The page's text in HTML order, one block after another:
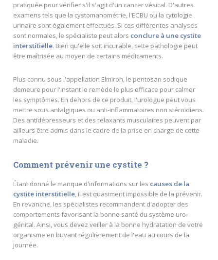
pratiquée pour vérifier s'il s'agit d'un cancer vésical. D'autres
examens tels que la cystomanométrie, l'ECBU ou la cytologie
urinaire sont également effectués. Si ces différentes analyses
sont normales, le spécialiste peut alors conclure à une cystite
interstitielle. Bien qu'elle soit incurable, cette pathologie peut
être maîtrisée au moyen de certains médicaments.
Plus connu sous l'appellation Elmiron, le pentosan sodique
demeure pour l'instant le remède le plus efficace pour calmer
les symptômes. En dehors de ce produit, l'urologue peut vous
mettre sous antalgiques ou anti-inflammatoires non stéroïdiens.
Des antidépresseurs et des relaxants musculaires peuvent par
ailleurs être admis dans le cadre de la prise en charge de cette
maladie.
Comment prévenir une cystite ?
Étant donné le manque d'informations sur les causes de la
cystite interstitielle, il est quasiment impossible de la prévenir.
En revanche, les spécialistes recommandent d'adopter des
comportements favorisant la bonne santé du système uro-
génital. Ainsi, vous devez veiller à la bonne hydratation de votre
organisme en buvant régulièrement de l'eau au cours de la
journée.